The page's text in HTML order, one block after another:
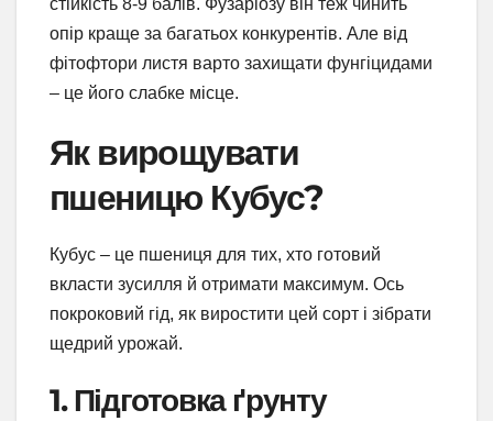
стійкість 8-9 балів. Фузаріозу він теж чинить
опір краще за багатьох конкурентів. Але від
фітофтори листя варто захищати фунгіцидами
– це його слабке місце.
Як вирощувати
пшеницю Кубус?
Кубус – це пшениця для тих, хто готовий
вкласти зусилля й отримати максимум. Ось
покроковий гід, як виростити цей сорт і зібрати
щедрий урожай.
1. Підготовка ґрунту